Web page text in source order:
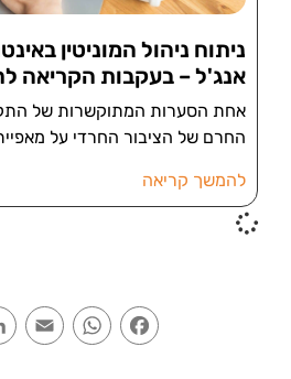
ניתוח ניהול המוניטין
אנג'ל – בעקבות הקריאה
אחת הסערות המתוקשרות של
החרם של הציבור החרדי על
להמשך קריאה
Facebook